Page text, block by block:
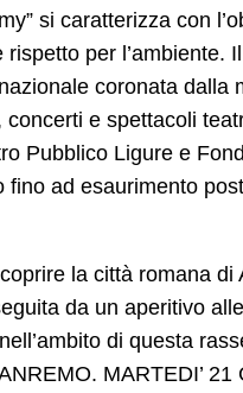
si caratterizza con
per
coronata
e spettacoli
Pubblico Ligure e
fino ad esaurimento
la città romana
da un aperitivo
di questa
MARTEDI’